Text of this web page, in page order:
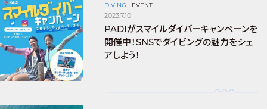
DIVING | EVENT
2023.7.10
PADIがスマイルダイバーキャンペーンを
開催中！SNSでダイビングの魅力をシェ
アしよう！